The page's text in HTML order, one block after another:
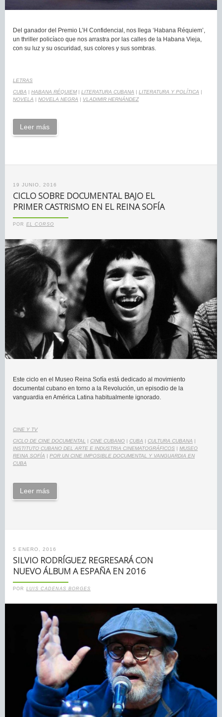
Del ganador del Premio L’H Confidencial, nos llega ‘Habana Réquiem’,
un thriller policíaco que nos arrastra por las calles de la Habana Vieja,
con su luz y su oscuridad, sus colores y sus sombras.
LETRAS
CUBA | HABANA RÉQUIEM | LITERATURA CUBANA | LITERATURA Y POLÍTICA |
NOVELA | NOVELA NEGRA | VLADIMIR HERNÁNDEZ
Leer más
19 JUNIO, 2016
CICLO SOBRE DOCUMENTAL BAJO EL
PRIMER CASTRISMO EN EL REINA SOFÍA
POR EL CORSO
Este ciclo en el Museo Reina Sofía está dedicado al movimiento
documental cubano en torno a la Revolución, un episodio de la
vanguardia en América Latina habitualmente ignorado.
CINE Y TV
CICLO DE CINE DOCUMENTAL | CINE CUBANO | CUBA | CULTURA CUBANA |
INSTITUTO CUBANO DEL ARTE E INDUSTRIA CINEMATOGRÁFICOS | MUSEO
REINA SOFÍA | POR UN CINE IMPOSIBLE DOCUMENTAL Y VANGUARDIA EN
CUBA
Leer más
5 ENERO, 2016
SILVIO RODRÍGUEZ REGRESARÁ CON
NUEVO ÁLBUM A ESPAÑA EN 2016
POR LUIS CADENAS BORGES